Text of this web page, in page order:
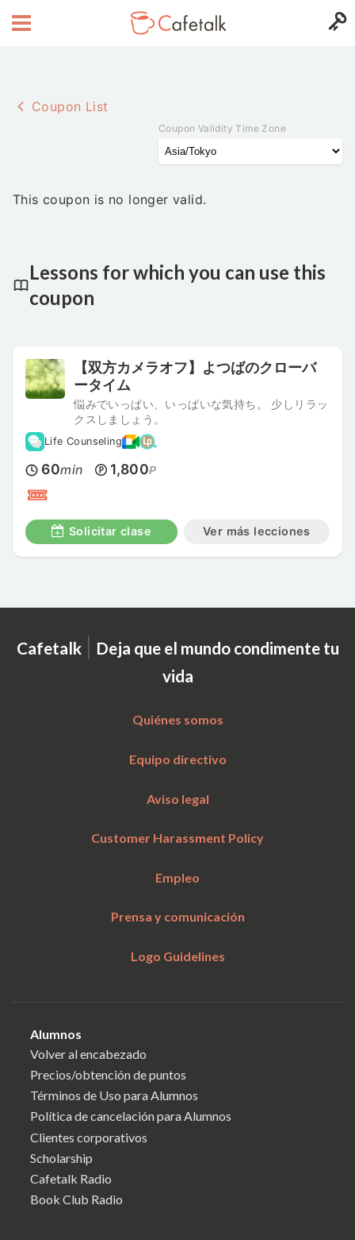
Coupon List
Coupon Validity Time Zone
This coupon is no longer valid.
Lessons for which you can use this
coupon
【双方カメラオフ】よつばのクローバ
ータイム
悩みでいっぱい、いっぱいな気持ち。 少しリラッ
クスしましょう。
Life Counseling
60min 1,800P
Solicitar clase Ver más lecciones
Cafetalk | Deja que el mundo condimente tu
vida
Quiénes somos
Equipo directivo
Aviso legal
Customer Harassment Policy
Empleo
Prensa y comunicación
Logo Guidelines
Alumnos
Volver al encabezado
Precios/obtención de puntos
Términos de Uso para Alumnos
Política de cancelación para Alumnos
Clientes corporativos
Scholarship
Cafetalk Radio
Book Club Radio